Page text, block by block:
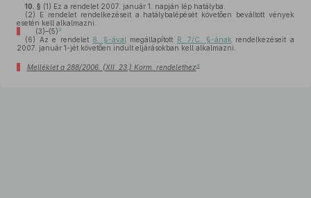
10. § (1) Ez a rendelet 2007. január 1. napján lép hatályba.
(2) E rendelet rendelkezéseit a hatálybalépését követően beváltott vények
esetén kell alkalmazni.
(3)–(5) 3
(6) Az e rendelet 8. §-ával megállapított R. 7/C. §-ának rendelkezéseit a
2007. január 1-jét követően indult eljárásokban kell alkalmazni.
Melléklet a 288/2006. (XII. 23.) Korm. rendelethez4